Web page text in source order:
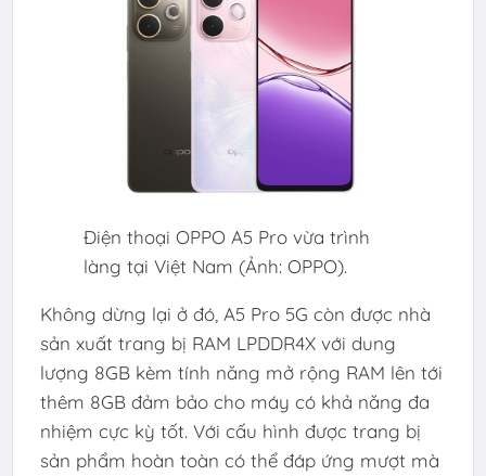
Điện thoại OPPO A5 Pro vừa trình
làng tại Việt Nam (Ảnh: OPPO).
Không dừng lại ở đó, A5 Pro 5G còn được nhà
sản xuất trang bị RAM LPDDR4X với dung
lượng 8GB kèm tính năng mở rộng RAM lên tới
thêm 8GB đảm bảo cho máy có khả năng đa
nhiệm cực kỳ tốt. Với cấu hình được trang bị
sản phẩm hoàn toàn có thể đáp ứng mượt mà